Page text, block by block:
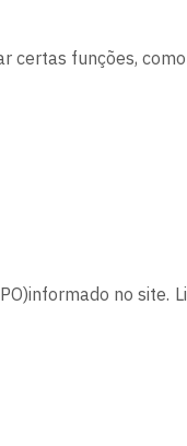
certas funções,
no site.